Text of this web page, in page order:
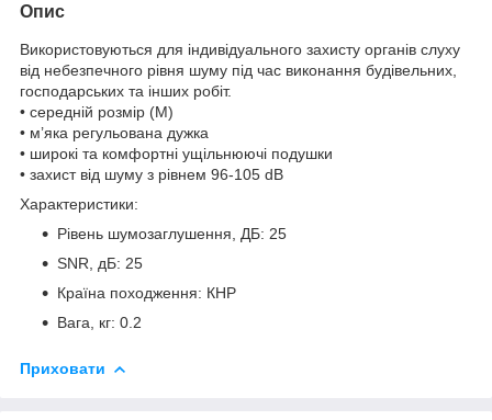
Опис
Використовуються для індивідуального захисту органів слуху
від небезпечного рівня шуму під час виконання будівельних,
господарських та інших робіт.
• середній розмір (M)
• м’яка регульована дужка
• широкі та комфортні ущільнюючі подушки
• захист від шуму з рівнем 96-105 dB
Характеристики:
Рівень шумозаглушення, ДБ: 25
SNR, дБ: 25
Країна походження: КНР
Вага, кг: 0.2
Приховати